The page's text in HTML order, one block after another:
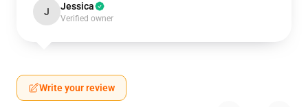
J Jessica
Verified owner
Write your review